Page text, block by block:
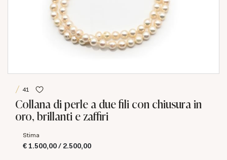
41
Collana di perle a due fili con chiusura in
oro, brillanti e zaffiri
Stima
€ 1.500,00 / 2.500,00